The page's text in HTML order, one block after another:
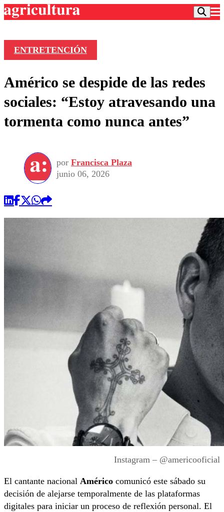
Frecuencias
Agricultura TV
Deportes
Colo Colo
Seleccion Chilena
Torneo Internacional
Universidad de Chile
Entretención
Economía
Internacional
Sustentabilidad
Publicaciones en medios
Opinión
ENTRETENCIÓN
Américo se despide de las redes
sociales: “Estoy atravesando una
tormenta como nunca antes”
por Francisca Plaza
junio 06, 2026
Instagram – @americooficial
El cantante nacional Américo comunicó este sábado su
decisión de alejarse temporalmente de las plataformas
digitales para iniciar un proceso de reflexión personal. El